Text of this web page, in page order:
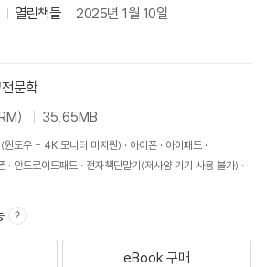
열린책들 2025년 1월 10일
문학
35.65MB
윈도우 - 4K 모니터 미지원) 아이폰
아이패드
안드로이드패드
전자책단말기(저사양 기기 사용 불가)
eBook 구매